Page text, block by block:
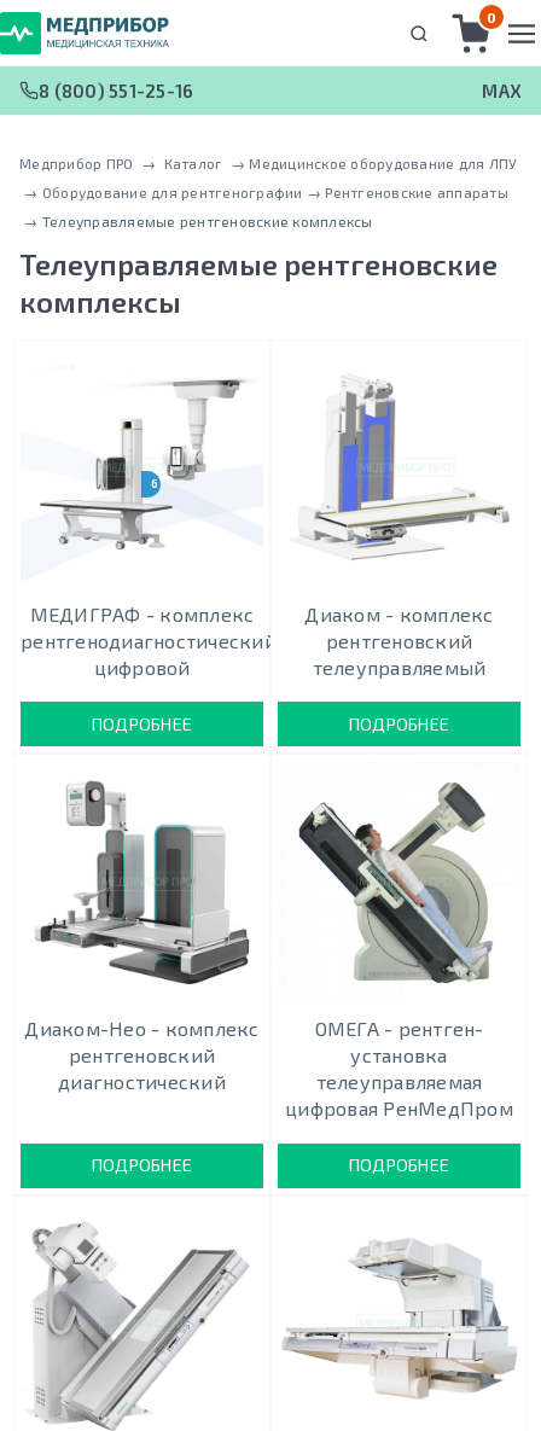
0
8 (800) 551-25-16 MAX
Медприбор ПРО → Каталог → Медицинское оборудование для ЛПУ
→ Оборудование для рентгенографии → Рентгеновские аппараты
→ Телеуправляемые рентгеновские комплексы
Телеуправляемые рентгеновские
комплексы
6 ИСПОЛНЕНИЙ
МЕДИГРАФ - комплекс
рентгенодиагностический
цифровой
ПОДРОБНЕЕ
Диаком - комплекс
рентгеновский
телеуправляемый
ПОДРОБНЕЕ
Диаком-Нео - комплекс
рентгеновский
диагностический
ПОДРОБНЕЕ
ОМЕГА - рентген-
установка
телеуправляемая
цифровая РенМедПром
ПОДРОБНЕЕ